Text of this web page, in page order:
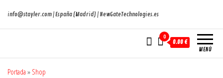
info@stayler.com | España (Madrid) | NewGateTechnologies.es
MENÚ
0
0.00 €
Portada » Shop